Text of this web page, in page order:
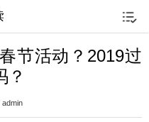
节活动？2019过
？
admin